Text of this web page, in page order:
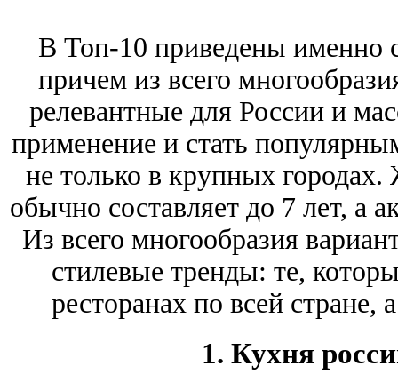
В Топ-10 приведены именно
причем из всего
релевантные для России и
применение и стать
не только в крупных
обычно составляет до 7 лет, а
Из всего многообразия
стилевые тренды: те,
ресторанах по всей стране,
1. Кухня